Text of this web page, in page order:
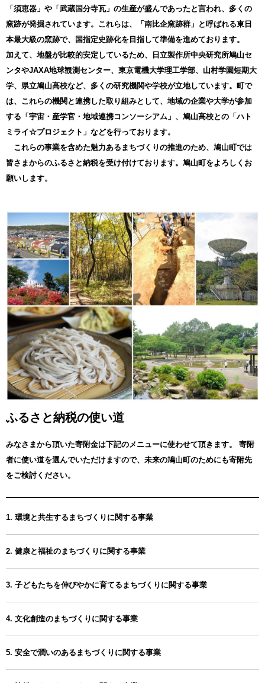
「須恵器」や「武蔵国分寺瓦」の生産が盛んであったと言われ、多くの
窯跡が発掘されています。これらは、「南比企窯跡群」と呼ばれる東日
本最大級の窯跡で、国指定史跡化を目指して準備を進めております。
加えて、地盤が比較的安定しているため、日立製作所中央研究所鳩山セ
ンタやJAXA地球観測センター、東京電機大学理工学部、山村学園短期大
学、県立鳩山高校など、多くの研究機関や学校が立地しています。町で
は、これらの機関と連携した取り組みとして、地域の企業や大学が参加
する「宇宙・産学官・地域連携コンソーシアム」、鳩山高校との「ハト
ミライ☆プロジェクト」などを行っております。
これらの事業を含めた魅力あるまちづくりの推進のため、鳩山町では
皆さまからのふるさと納税を受け付けております。鳩山町をよろしくお
願いします。
ふるさと納税の使い道
みなさまから頂いた寄附金は下記のメニューに使わせて頂きます。
寄附
者に使い道を選んでいただけますので、未来の鳩山町のためにも寄附先
をご検討ください。
1. 環境と共生するまちづくりに関する事業
2. 健康と福祉のまちづくりに関する事業
3. 子どもたちを伸びやかに育てるまちづくりに関する事業
4. 文化創造のまちづくりに関する事業
5. 安全で潤いのあるまちづくりに関する事業